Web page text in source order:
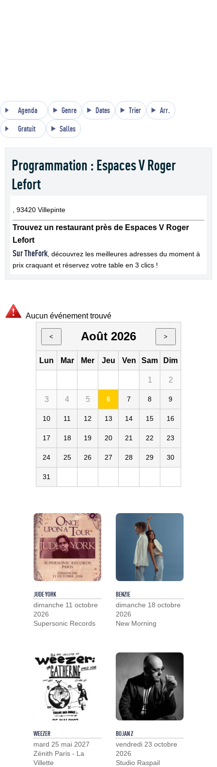
Agenda Genre Dates Trier Arr.
Gratuit Salles
Programmation : Espaces V Roger
Lefort
, 93420 Villepinte
Trouvez un restaurant près de Espaces V Roger
Lefort
Sur TheFork , découvrez les meilleures adresses du moment à
prix craquant et réservez votre table en 3 clics !
Aucun événement trouvé
< Août 2026 >
Lun Mar Mer Jeu Ven Sam Dim
1 2
3 4 5 6 7 8 9
10 11 12 13 14 15 16
17 18 19 20 21 22 23
24 25 26 27 28 29 30
31
JUDE YORK
dimanche 11 octobre
2026
Supersonic Records
BENZIE
dimanche 18 octobre
2026
New Morning
WEEZER
mard 25 mai 2027
Zénith Paris - La
Villette
BOJAN Z
vendredi 23 octobre
2026
Studio Raspail